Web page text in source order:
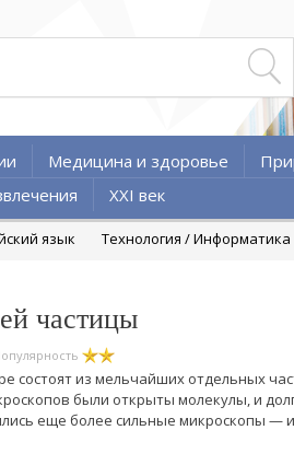
Медицина и здоровье
XXI век
язык Технология / Информатика
частицы
состоят из мельчайших отдельных
были открыты молекулы, и
еще более сильные микроскопы —